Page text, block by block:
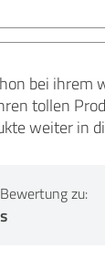
bei ihrem
tollen
weiter in
zu: